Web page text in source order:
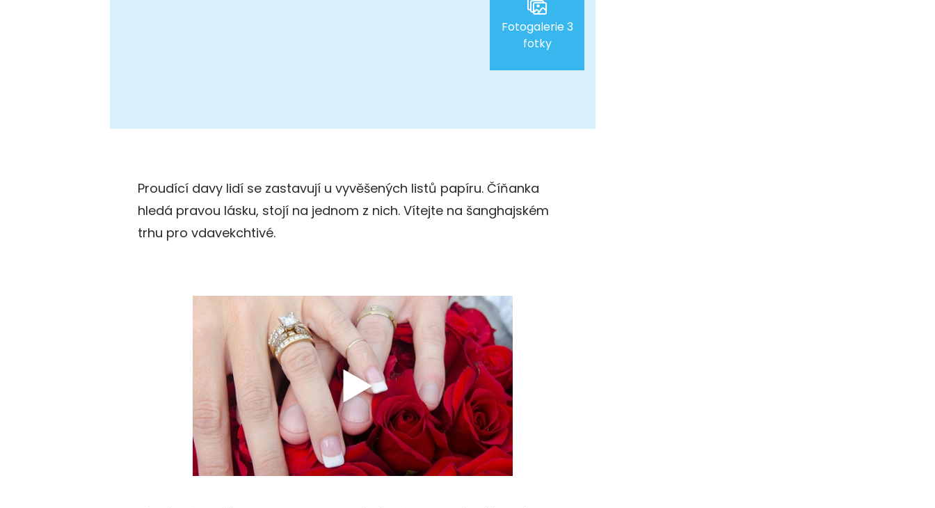
Fotogalerie 3
fotky
Proudící davy lidí se zastavují u vyvěšených listů papíru. Číňanka
hledá pravou lásku, stojí na jednom z nich. Vítejte na šanghajském
trhu pro vdavekchtivé.